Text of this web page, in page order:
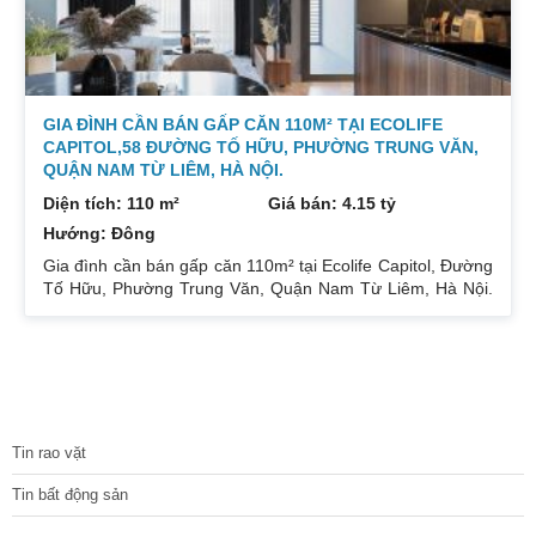
GIA ĐÌNH CẦN BÁN GẤP CĂN 110M² TẠI ECOLIFE
CAPITOL,58 ĐƯỜNG TỐ HỮU, PHƯỜNG TRUNG VĂN,
QUẬN NAM TỪ LIÊM, HÀ NỘI.
Diện tích: 110 m²
Giá bán: 4.15 tỷ
Hướng: Đông
Gia đình cần bán gấp căn 110m² tại Ecolife Capitol, Đường
Tố Hữu, Phường Trung Văn, Quận Nam Từ Liêm, Hà Nội.
Tin rao vặt
Tin bất động sản